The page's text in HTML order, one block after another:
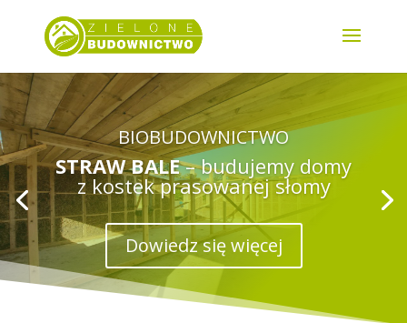
BIOBUDOWNICTWO
STRAW BALE– budujemy domy
z kostek prasowanej słomy
Dowiedz się więcej